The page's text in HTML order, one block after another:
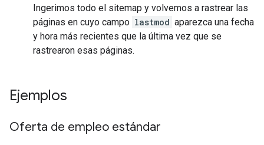
Ingerimos todo el sitemap y volvemos a rastrear las
páginas en cuyo campo lastmod aparezca una fecha
y hora más recientes que la última vez que se
rastrearon esas páginas.
Ejemplos
Oferta de empleo estándar